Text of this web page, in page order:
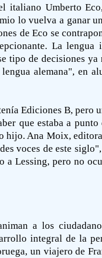
italiano Umberto
lo vuelva a ganar
de Eco se
La lengua
tipo de decisiones
alemana", en
Ediciones B, pero
que estaba a
Ana Moix,
voces de este
Lessing, pero no
a los
integral de la
un viajero de